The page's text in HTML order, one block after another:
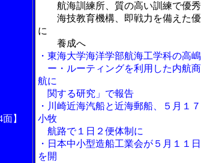
】
航海訓練所、質の高い訓練で優
海技教育機構、即戦力を備えた優
に
養成へ
・東海大学海洋学部航海工学科の高
ー・ルーティングを利用した内航
航に
関する研究」で報告
・川崎近海汽船と近海郵船、５月１
小牧
航路で１日２便体制に
・日本中小型造船工業会が５月１１
を開